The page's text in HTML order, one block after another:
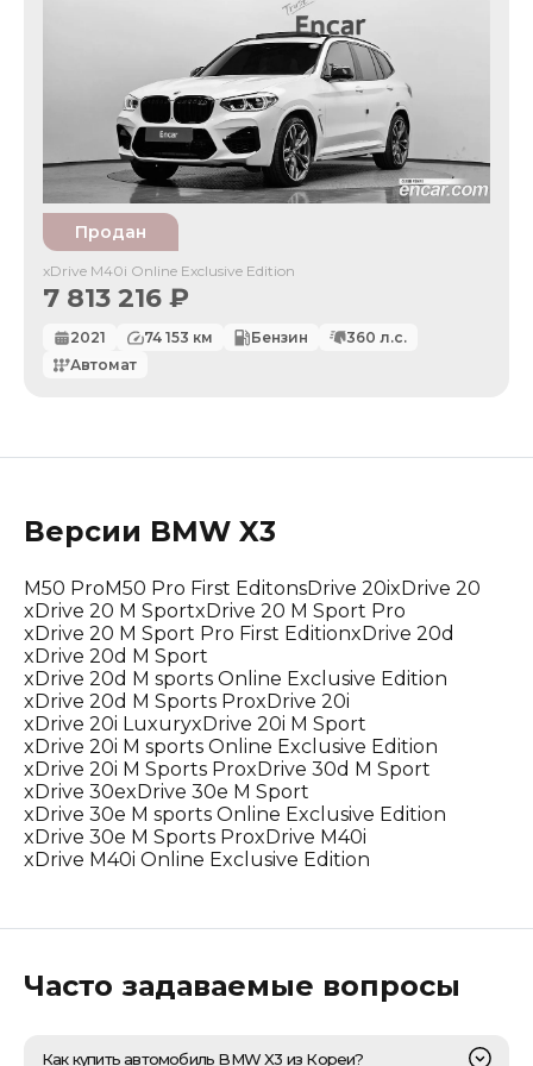
Продан
xDrive M40i Online Exclusive Edition
7 813 216 ₽
2021 74 153 км Бензин 360 л.с.
Автомат
Версии BMW X3
M50 Pro M50 Pro First EditonsDrive 20ixDrive 20
xDrive 20 M SportxDrive 20 M Sport Pro
xDrive 20 M Sport Pro First EditionxDrive 20d
xDrive 20d M Sport
xDrive 20d M sports Online Exclusive Edition
xDrive 20d M Sports ProxDrive 20i
xDrive 20i LuxuryxDrive 20i M Sport
xDrive 20i M sports Online Exclusive Edition
xDrive 20i M Sports ProxDrive 30d M Sport
xDrive 30exDrive 30e M Sport
xDrive 30e M sports Online Exclusive Edition
xDrive 30e M Sports ProxDrive M40i
xDrive M40i Online Exclusive Edition
Часто задаваемые вопросы
Как купить автомобиль BMW X3 из Кореи?